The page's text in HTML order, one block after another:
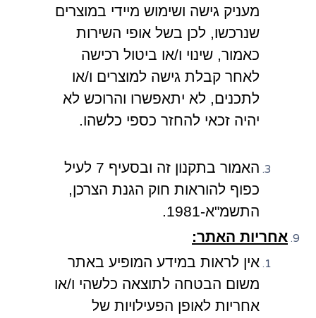
מעניק גישה ושימוש מיידי במוצרים
שנרכשו, לכן בשל אופי השירות
כאמור, שינוי ו/או ביטול רכישה
לאחר קבלת גישה למוצרים ו/או
לתכנים, לא יתאפשרו והרוכש לא
יהיה זכאי להחזר כספי כלשהו.
האמור בתקנון זה ובסעיף 7 לעיל
כפוף להוראות חוק הגנת הצרכן,
התשמ"א-1981.
אחריות האתר:
אין לראות במידע המופיע באתר
משום הבטחה לתוצאה כלשהי ו/או
אחריות לאופן הפעילויות של